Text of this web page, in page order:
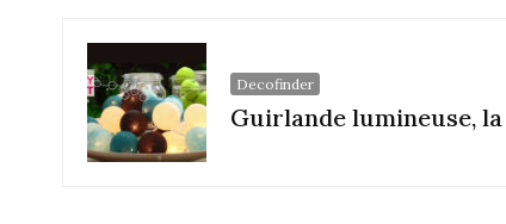
Decofinder
Guirlande lumineuse,